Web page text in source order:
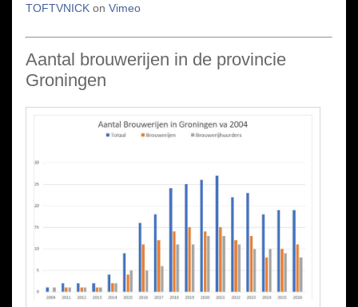
TOFTVNICK onVimeo
Aantal brouwerijen in de provincie
Groningen